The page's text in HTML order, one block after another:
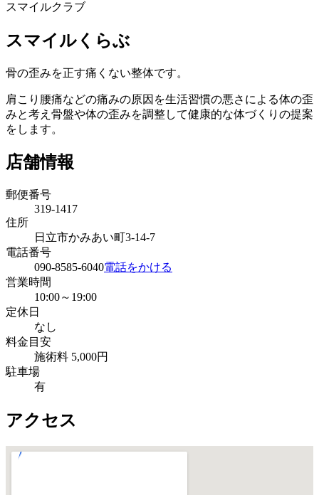
スマイルクラブ
スマイルくらぶ
骨の歪みを正す痛くない整体です。
肩こり腰痛などの痛みの原因を生活習慣の悪さによる体の歪
みと考え骨盤や体の歪みを調整して健康的な体づくりの提案
をします。
店舗情報
郵便番号
319-1417
住所
日立市かみあい町3-14-7
電話番号
090-8585-6040電話をかける
営業時間
10:00～19:00
定休日
なし
料金目安
施術料 5,000円
駐車場
有
アクセス